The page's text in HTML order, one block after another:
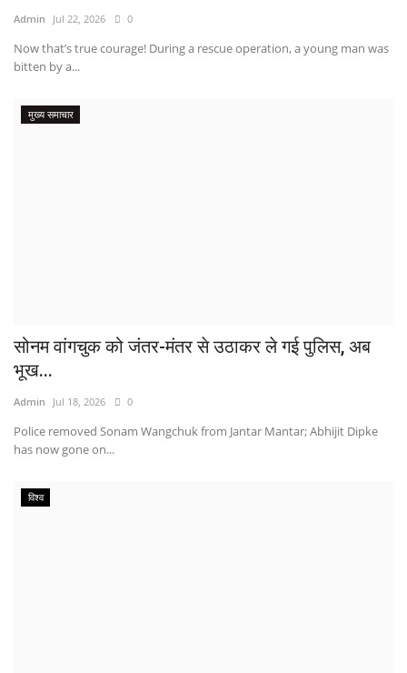
Admin Jul 22, 2026 0
Now that’s true courage! During a rescue operation, a young man was
bitten by a...
मुख्य समाचार
सोनम वांगचुक को जंतर-मंतर से उठाकर ले गई पुलिस, अब
भूख...
Admin Jul 18, 2026 0
Police removed Sonam Wangchuk from Jantar Mantar; Abhijit Dipke
has now gone on...
विश्व